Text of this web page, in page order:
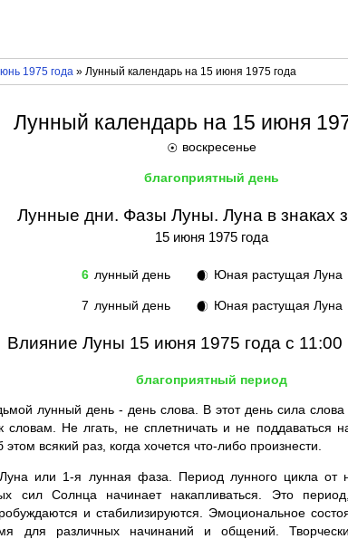
1975 года» Лунный календарь на 15 июня 1975 года
Лунный календарь на 15 июня
☉ воскресенье
благоприятный день
Лунные дни. Фазы Луны. Луна в знаках
15 июня 1975 года
6 лунный день 🌒 Юная растущая Луна
7 лунный день 🌒 Юная растущая Луна
Влияние Луны 15 июня 1975 года с 11:00
благоприятный период
лунный день - день слова. В этот день сила
словам. Не лгать, не сплетничать и не поддаваться
всякий раз, когда хочется что-либо произнести.
или 1-я лунная фаза. Период лунного цикла от
сил Солнца начинает накапливаться. Это
и стабилизируются. Эмоциональное
для различных начинаний и общений.